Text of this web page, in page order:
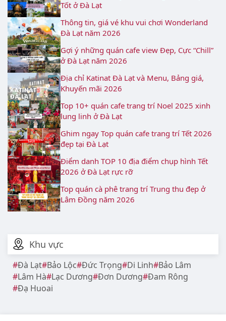
Khu vực
Đà Lạt Bảo Lộc Đức Trọng Di Linh Bảo Lâm
Lâm Hà Lạc Dương Đơn Dương Đam Rông
Đạ Huoai
Tốt ở Đà Lạt
Thông tin, giá vé khu vui chơi Wonderland
Đà Lạt năm 2026
Gợi ý những quán cafe view Đẹp, Cực “Chill”
ở Đà Lạt năm 2026
Địa chỉ Katinat Đà Lạt và Menu, Bảng giá,
Khuyến mãi 2026
Top 10+ quán cafe trang trí Noel 2025 xinh
lung linh ở Đà Lạt
Ghim ngay Top quán cafe trang trí Tết 2026
đẹp tại Đà Lạt
Điểm danh TOP 10 địa điểm chụp hình Tết
2026 ở Đà Lạt rực rỡ
Top quán cà phê trang trí Trung thu đẹp ở
Lâm Đồng năm 2026